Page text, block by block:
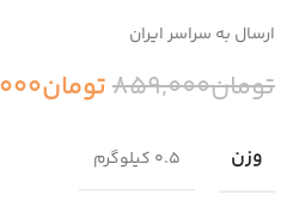
ارسال به سراسر ایران
تومان859,000تومان
وزن 0.5 کیلوگرم